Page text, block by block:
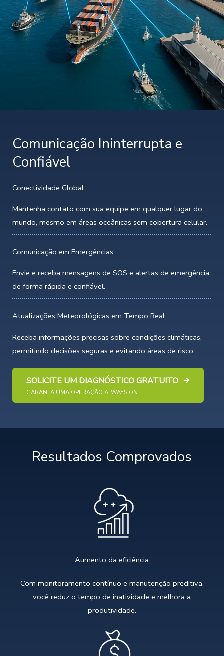
Comunicação Ininterrupta e
Confiável
Conectividade Global
Mantenha contato com sua equipe em qualquer lugar do
mundo, mesmo em áreas oceânicas sem cobertura celular.
Comunicação em Emergências
Envie e receba mensagens de SOS e alertas de emergência
de forma rápida e confiável.
Atualizações Meteorológicas em Tempo Real
Receba informações precisas sobre condições climáticas,
permitindo decisões seguras e evitando áreas de risco.
SOLICITE UM DIAGNÓSTICO GRATUITO
GARANTA UMA OPERAÇÃO ALWAYS ON.
Resultados Comprovados
Aumento da eficiência
Com monitoramento contínuo e manutenção preditiva,
você reduz o tempo de inatividade e melhora a
produtividade.